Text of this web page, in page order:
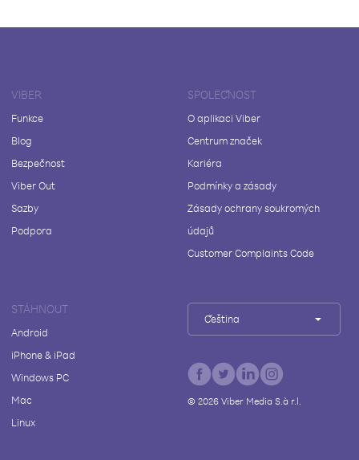
VIBER
Funkce
Blog
Bezpečnost
Viber Out
Sazby
Podpora
SPOLEČNOST
O aplikaci Viber
Centrum značek
Kariéra
Podmínky a zásady
Zásady ochrany soukromých
údajů
Customer Complaints Code
STÁHNOUT
Android
iPhone & iPad
Windows PC
Mac
Linux
Čeština
© 2026Viber Media S.à r.l.